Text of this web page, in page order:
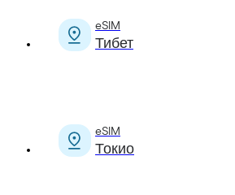
eSIM
Тибет
eSIM
Токио